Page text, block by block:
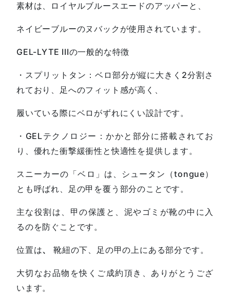
素材は、ロイヤルブルースエードのアッパーと、
ネイビーブルーのヌバックが使用されています。
GEL-LYTE IIIの一般的な特徴
・スプリットタン：ベロ部分が縦に大きく2分割さ
れており、足へのフィット感が高く、
履いている際にベロがずれにくい設計です。
・GELテクノロジー：かかと部分に搭載されてお
り、優れた衝撃緩衝性と快適性を提供します。
スニーカーの「ベロ」は、シュータン（tongue）
とも呼ばれ、足の甲を覆う部分のことです。
主な役割は、甲の保護と、泥やゴミが靴の中に入
るのを防ぐことです。
位置は、 靴紐の下、足の甲の上にある部分です。
大切なお品物を快くご成約頂き、ありがとうござ
います。